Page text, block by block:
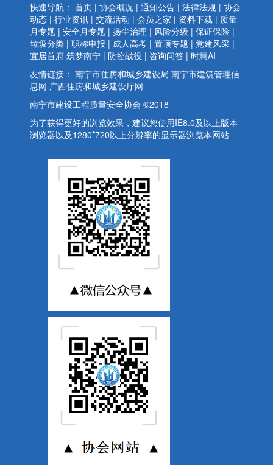
快速导航： 首页 | 协会概况 | 通知公告 | 法律法规 | 协会
动态 | 行业资讯 | 交流活动 | 会员之家 | 资料下载 | 质量
月专题 | 安全月专题 | 扬尘治理 | 风险分级 | 保证保险 |
垃圾分类 | 职称申报 | 成人高考 | 置顶专题 | 党建风采 |
宜居首府·筑梦南宁 | 防控战役 | 咨询问答 | 时慧AI
友情链接： 南宁市住房和城乡建设局 南宁市建筑管理信
息网 广西住房和城乡建设厅网
南宁市建设工程质量安全协会 ©2018
为了获得更好的浏览效果，建议您使用IE8.0及以上版本
浏览器以及1280*720以上分辨率的显示器浏览本网站